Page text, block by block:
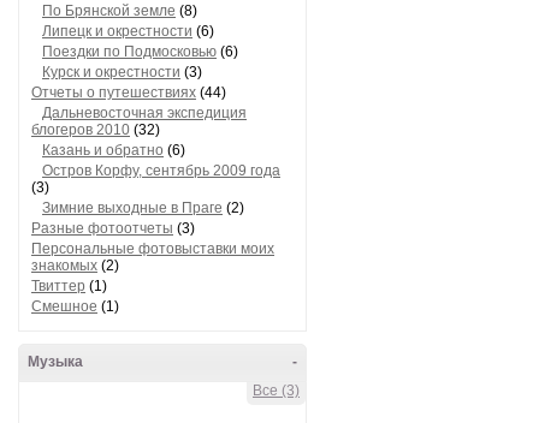
По Брянской земле (8)
Липецк и окрестности (6)
Поездки по Подмосковью (6)
Курск и окрестности (3)
Отчеты о путешествиях (44)
Дальневосточная экспедиция
блогеров 2010 (32)
Казань и обратно (6)
Остров Корфу, сентябрь 2009 года
(3)
Зимние выходные в Праге (2)
Разные фотоотчеты (3)
Персональные фотовыставки моих
знакомых (2)
Твиттер (1)
Смешное (1)
-
Музыка
Все (3)